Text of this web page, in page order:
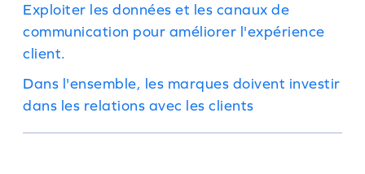
Exploiter les données et les canaux de
communication pour améliorer l'expérience
client.
Dans l'ensemble, les marques doivent investir
dans les relations avec les clients